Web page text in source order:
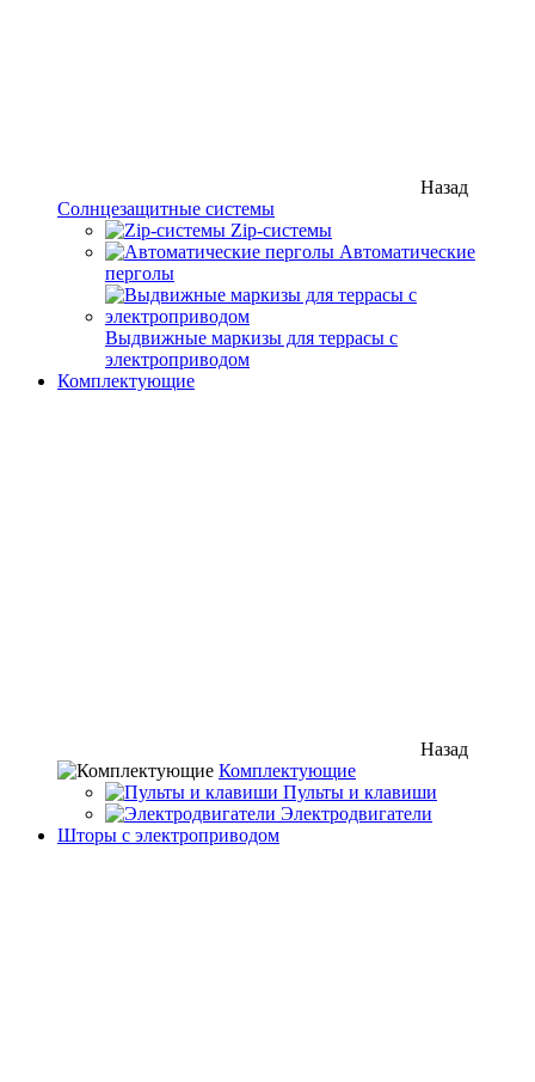
Назад
Солнцезащитные системы
Zip-системы
Автоматические
перголы
Выдвижные маркизы для террасы с
электроприводом
Комплектующие
Назад
Комплектующие
Пульты и клавиши
Электродвигатели
Шторы с электроприводом